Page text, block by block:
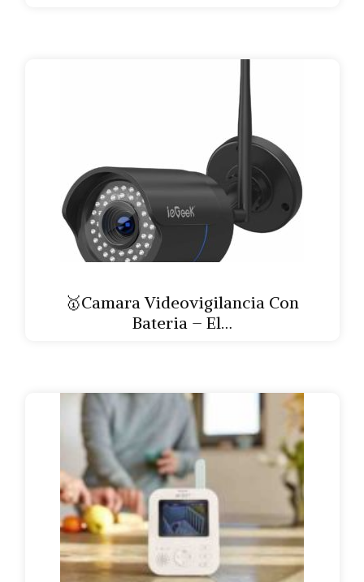
🥇Camara Videovigilancia Con
Bateria – El…